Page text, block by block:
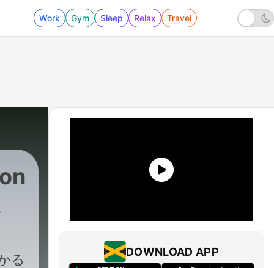
Work Gym Sleep Relax Travel
る
DOWNLOAD APP